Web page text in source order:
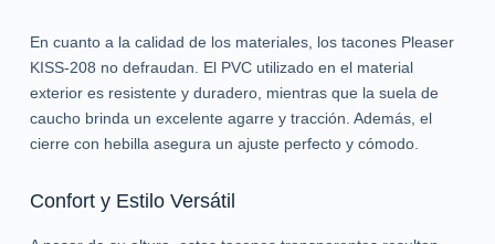
En cuanto a la calidad de los materiales, los tacones Pleaser
KISS-208 no defraudan. El PVC utilizado en el material
exterior es resistente y duradero, mientras que la suela de
caucho brinda un excelente agarre y tracción. Además, el
cierre con hebilla asegura un ajuste perfecto y cómodo.
Confort y Estilo Versátil